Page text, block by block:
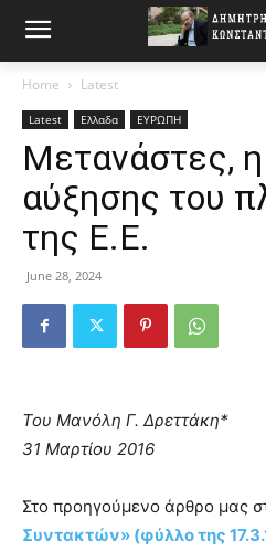
Home Latest
Latest Ελλαδα ΕΥΡΩΠΗ
Μετανάστες,
αύξησης του
της Ε.Ε.
June 28, 2024
Του Μανόλη Γ. Δρεττάκη*
31 Μαρτίου 2016
Στο προηγούμενο άρθρο μας
Συντακτών» (φύλλο της